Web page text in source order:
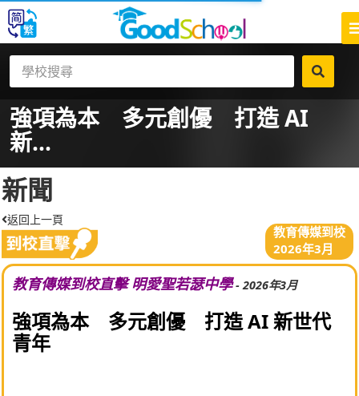
強項為本 多元創優 打造 AI
新...
新聞
返回上一頁
教育傳媒到校
2026年3月
教育傳媒到校直擊 明愛聖若瑟中學- 2026年3月
強項為本 多元創優 打造 AI 新世代
青年